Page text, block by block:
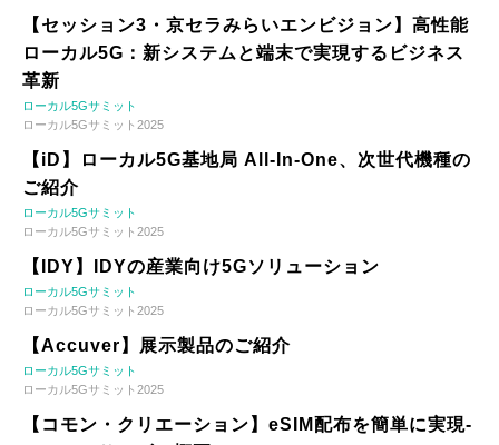
【セッション3・京セラみらいエンビジョン】高性能
ローカル5G：新システムと端末で実現するビジネス
革新
ローカル5Gサミット
ローカル5Gサミット2025
【iD】ローカル5G基地局 All-In-One、次世代機種の
ご紹介
ローカル5Gサミット
ローカル5Gサミット2025
【IDY】IDYの産業向け5Gソリューション
ローカル5Gサミット
ローカル5Gサミット2025
【Accuver】展示製品のご紹介
ローカル5Gサミット
ローカル5Gサミット2025
【コモン・クリエーション】eSIM配布を簡単に実現-